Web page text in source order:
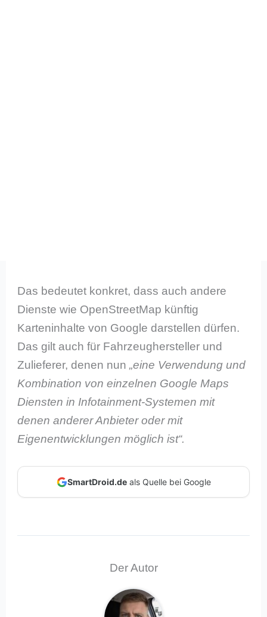
Das bedeutet konkret, dass auch andere
Dienste wie OpenStreetMap künftig
Karteninhalte von Google darstellen dürfen.
Das gilt auch für Fahrzeughersteller und
Zulieferer, denen nun„eine Verwendung und
Kombination von einzelnen Google Maps
Diensten in Infotainment-Systemen mit
denen anderer Anbieter oder mit
Eigenentwicklungen möglich ist“.
SmartDroid.deals Quelle bei Google
Der Autor